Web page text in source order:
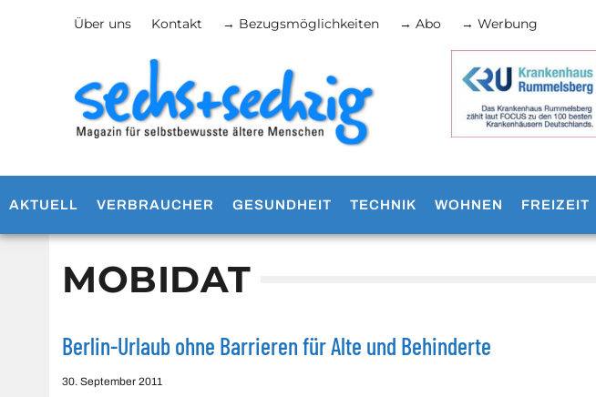
Über uns Kontakt → Bezugsmöglichkeiten → Abo → Werbung
AKTUELL VERBRAUCHER GESUNDHEIT TECHNIK WOHNEN FREIZEIT
MOBIDAT
Berlin-Urlaub ohne Barrieren für Alte und Behinderte
30. September 2011